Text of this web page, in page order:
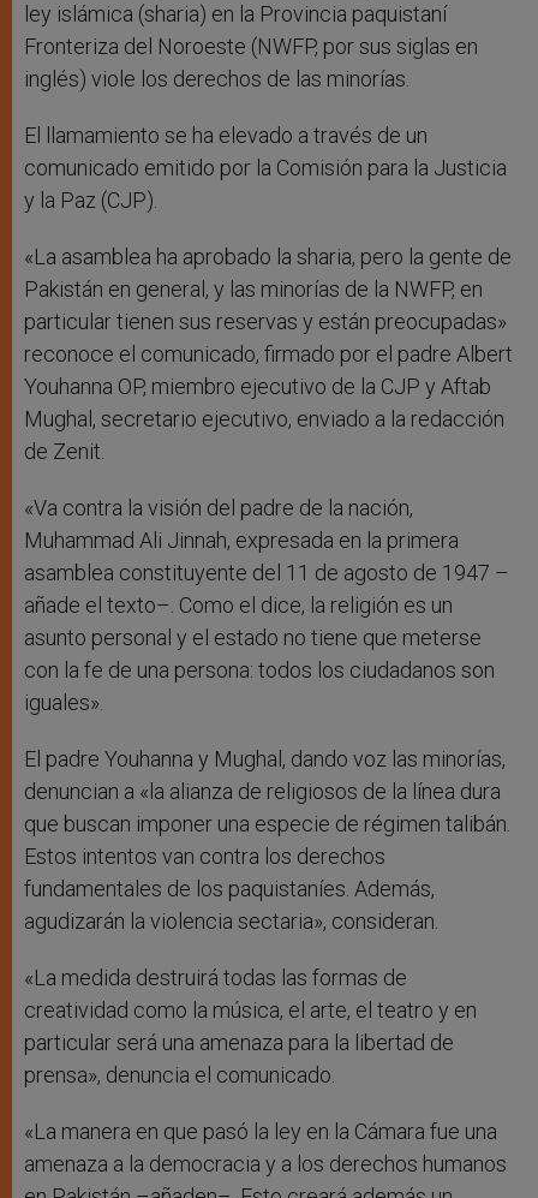
ley islámica (sharia) en la Provincia paquistaní
Fronteriza del Noroeste (NWFP, por sus siglas en
inglés) viole los derechos de las minorías.
El llamamiento se ha elevado a través de un
comunicado emitido por la Comisión para la Justicia
y la Paz (CJP).
«La asamblea ha aprobado la sharia, pero la gente de
Pakistán en general, y las minorías de la NWFP, en
particular tienen sus reservas y están preocupadas»
reconoce el comunicado, firmado por el padre Albert
Youhanna OP, miembro ejecutivo de la CJP y Aftab
Mughal, secretario ejecutivo, enviado a la redacción
de Zenit.
«Va contra la visión del padre de la nación,
Muhammad Ali Jinnah, expresada en la primera
asamblea constituyente del 11 de agosto de 1947 –
añade el texto–. Como el dice, la religión es un
asunto personal y el estado no tiene que meterse
con la fe de una persona: todos los ciudadanos son
iguales».
El padre Youhanna y Mughal, dando voz las minorías,
denuncian a «la alianza de religiosos de la línea dura
que buscan imponer una especie de régimen talibán.
Estos intentos van contra los derechos
fundamentales de los paquistaníes. Además,
agudizarán la violencia sectaria», consideran.
«La medida destruirá todas las formas de
creatividad como la música, el arte, el teatro y en
particular será una amenaza para la libertad de
prensa», denuncia el comunicado.
«La manera en que pasó la ley en la Cámara fue una
amenaza a la democracia y a los derechos humanos